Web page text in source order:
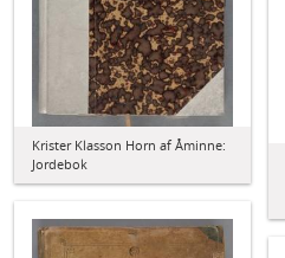
Krister Klasson Horn af Åminne:
Jordebok